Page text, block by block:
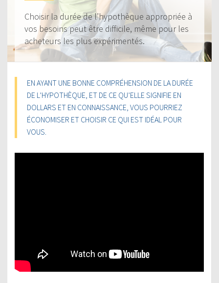
Choisir la durée de l’hypothèque appropriée à
vos besoins peut être difficile, même pour les
acheteurs les plus expérimentés.
EN AYANT UNE BONNE COMPRÉHENSION DE LA DURÉE
DE L’HYPOTHÈQUE, ET DE CE QU’ELLE SIGNIFIE EN
DOLLARS ET EN CONNAISSANCE, VOUS POURRIEZ
ÉCONOMISER ET CHOISIR CE QUI EST IDÉAL POUR
VOUS.